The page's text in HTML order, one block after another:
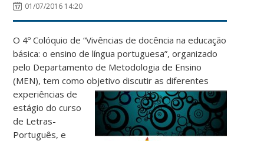
01/07/2016 14:20
O 4º Colóquio de “Vivências de docência na educação
básica: o ensino de língua portuguesa”, organizado
pelo Departamento de Metodologia de Ensino
(MEN), tem como objetivodiscutir as diferentes
experiências de
estágio do curso
de Letras-
Português, e